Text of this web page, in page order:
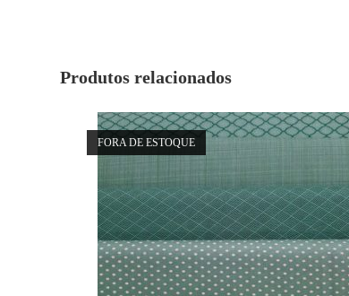
Produtos relacionados
FORA DE ESTOQUE